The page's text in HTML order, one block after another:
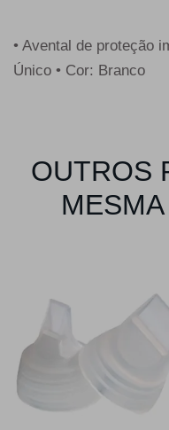
• Avental de proteção
Único • Cor: Branco
OUTROS